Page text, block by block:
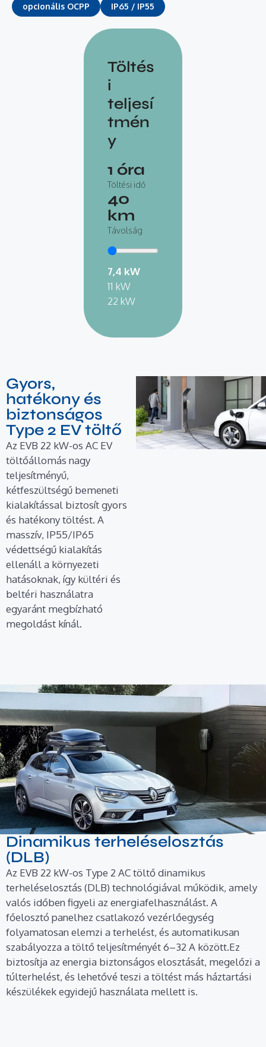
opcionális OCPP
IP65 / IP55
Töltés
i
teljesí
tmén
y
1 óra
Töltési idő
40
km
Távolság
7,4 kW
11 kW
22 kW
Gyors,
hatékony és
biztonságos
Type 2 EV töltő
Az EVB 22 kW-os AC EV
töltőállomás nagy
teljesítményű,
kétfeszültségű bemeneti
kialakítással biztosít gyors
és hatékony töltést. A
masszív, IP55/IP65
védettségű kialakítás
ellenáll a környezeti
hatásoknak, így kültéri és
beltéri használatra
egyaránt megbízható
megoldást kínál.
Dinamikus terheléselosztás
(DLB)
Az EVB 22 kW-os Type 2 AC töltő dinamikus
terheléselosztás (DLB) technológiával működik, amely
valós időben figyeli az energiafelhasználást. A
főelosztó panelhez csatlakozó vezérlőegység
folyamatosan elemzi a terhelést, és automatikusan
szabályozza a töltő teljesítményét 6–32 A között.Ez
biztosítja az energia biztonságos elosztását, megelőzi a
túlterhelést, és lehetővé teszi a töltést más háztartási
készülékek egyidejű használata mellett is.